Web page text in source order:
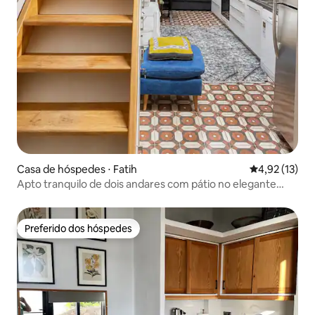
Casa de hóspedes ⋅ Fatih 4,92 de uma
4,92 (13)
Apto tranquilo de dois andares com pátio no elegante
Preferido dos hóspedes
Preferido dos hóspedes